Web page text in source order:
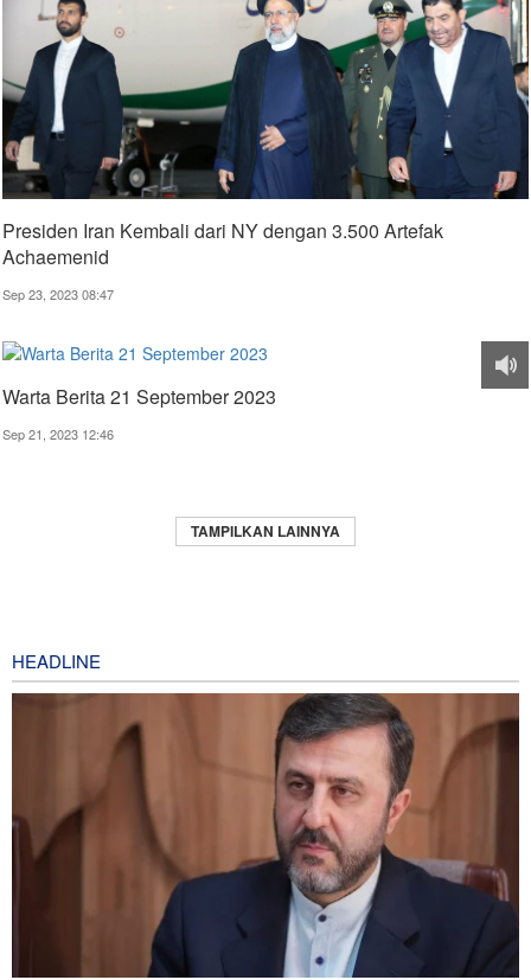
Presiden Iran Kembali dari NY dengan 3.500 Artefak
Achaemenid
Sep 23, 2023 08:47
Warta Berita 21 September 2023
Sep 21, 2023 12:46
TAMPILKAN LAINNYA
HEADLINE